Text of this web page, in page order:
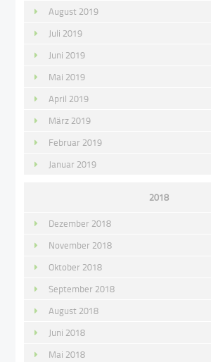
August 2019
Juli 2019
Juni 2019
Mai 2019
April 2019
März 2019
Februar 2019
Januar 2019
2018
Dezember 2018
November 2018
Oktober 2018
September 2018
August 2018
Juni 2018
Mai 2018